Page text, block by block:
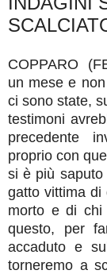
COPPARO
un mese e
ci sono state,
testimoni
precedente
proprio con
si è più
gatto vittima di
morto e di chi
questo, per
accaduto e
torneremo a